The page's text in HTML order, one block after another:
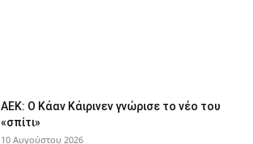
ΑΕΚ: Ο Κάαν Κάιρινεν γνώρισε το νέο του
«σπίτι»
10 Αυγούστου 2026